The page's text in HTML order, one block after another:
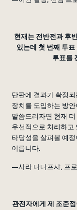
현재는 전반전과 후
있는데 첫 번째 투
투표를
단판에 결과가 확정
장치를 도입하는 방
말씀드리자면 현재
우선적으로 처리하고
타당성을 살펴볼 예
이릅니다.
—사라 다다프샤, 프
관전자에게 제 조준